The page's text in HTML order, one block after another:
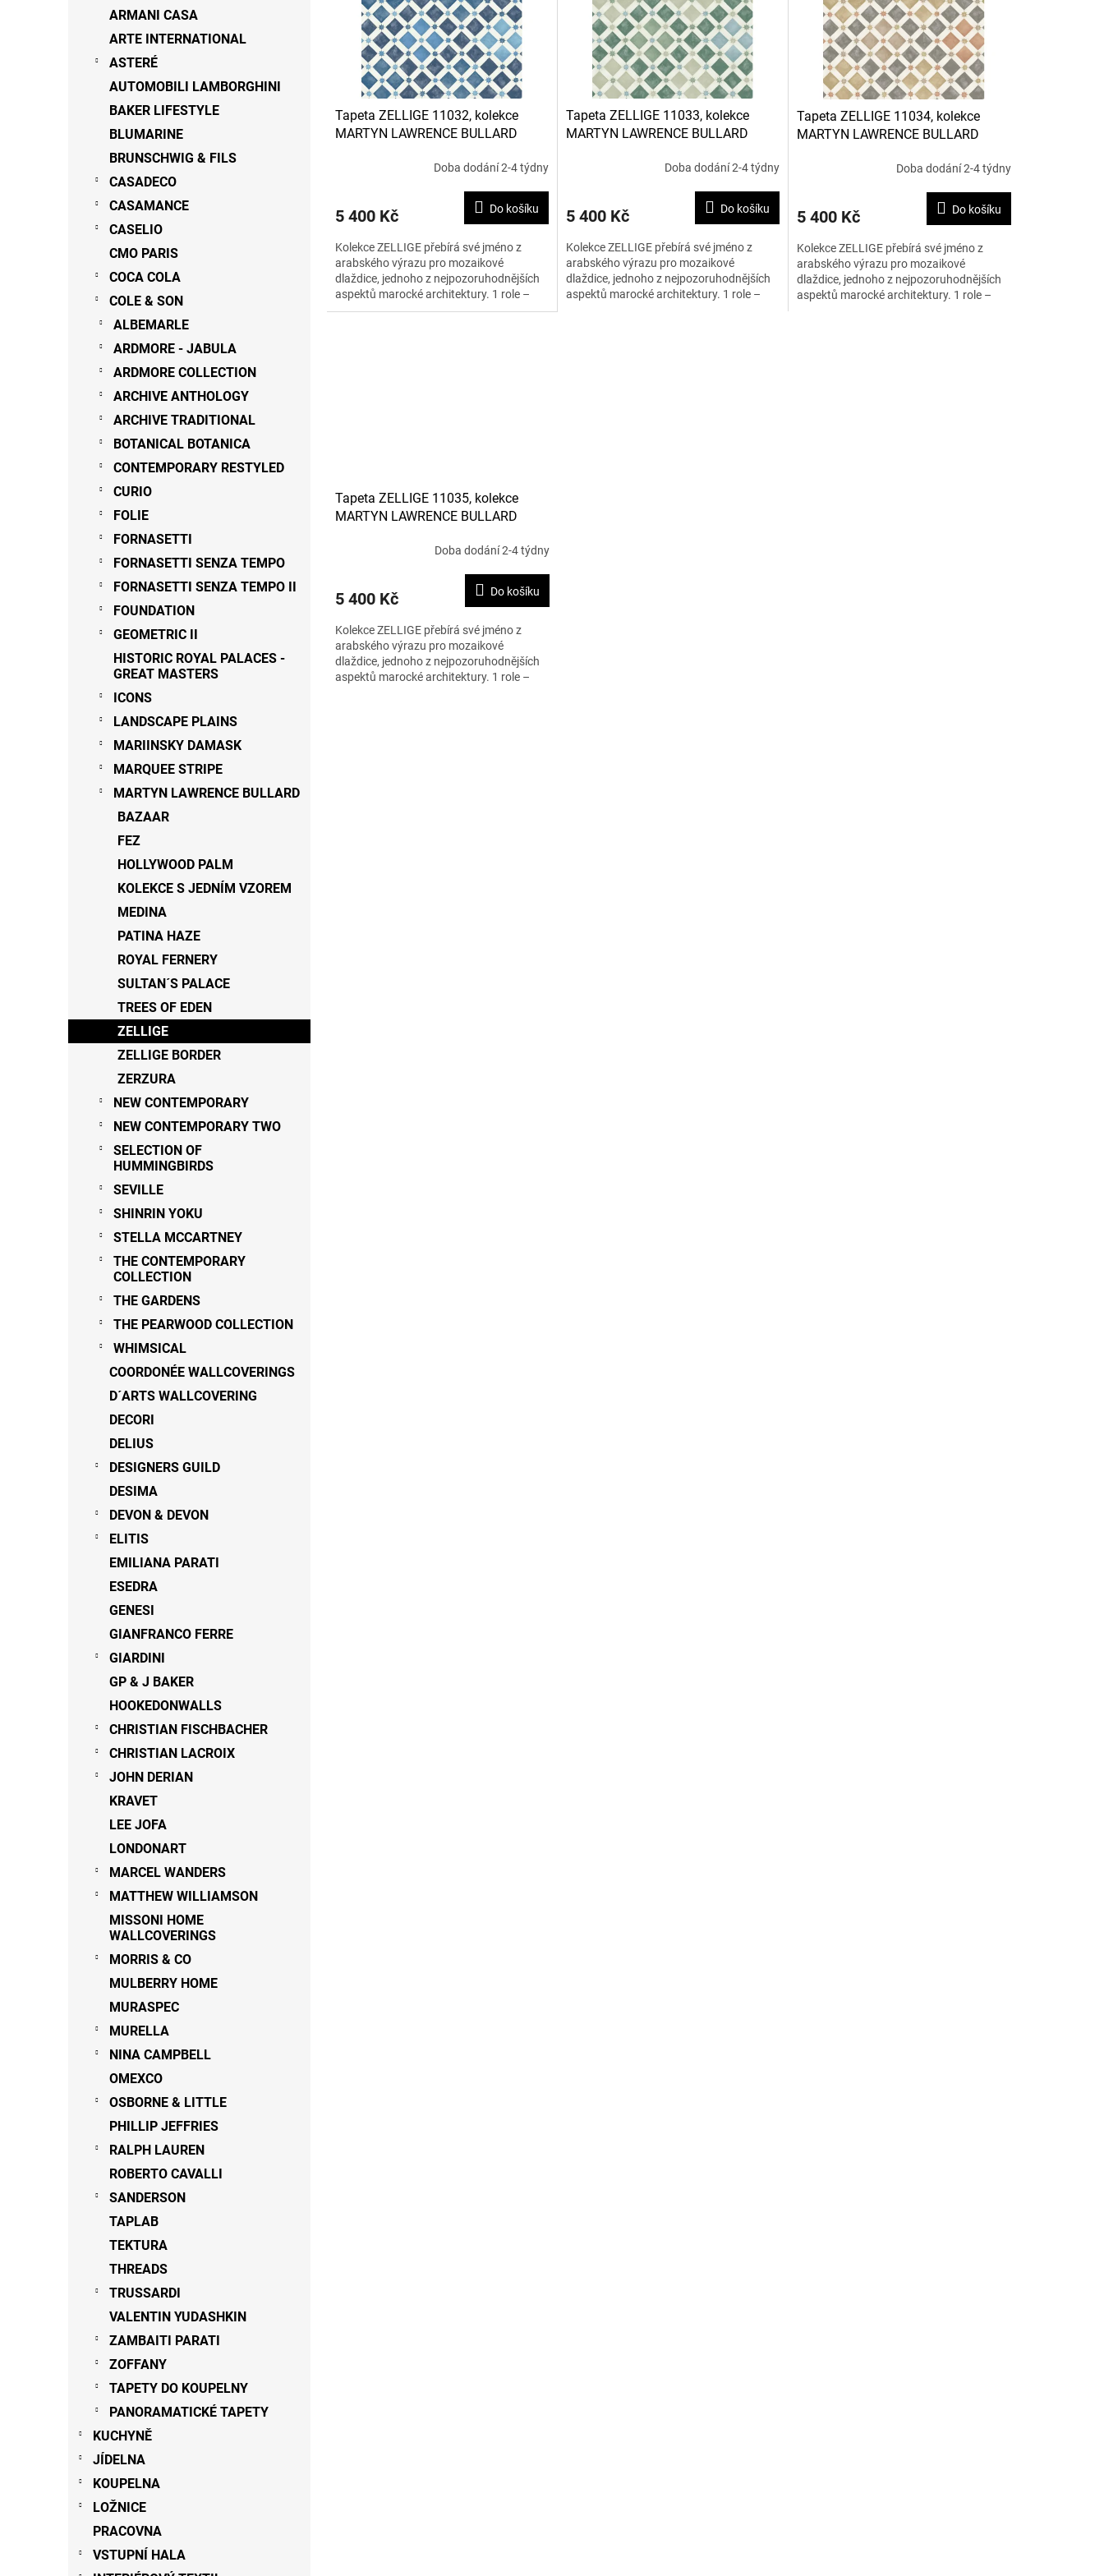
ARMANI CASA
ARTE INTERNATIONAL
ASTERÉ
AUTOMOBILI LAMBORGHINI
BAKER LIFESTYLE
BLUMARINE
BRUNSCHWIG & FILS
CASADECO
CASAMANCE
CASELIO
CMO PARIS
COCA COLA
COLE & SON
ALBEMARLE
ARDMORE - JABULA
ARDMORE COLLECTION
ARCHIVE ANTHOLOGY
ARCHIVE TRADITIONAL
BOTANICAL BOTANICA
CONTEMPORARY RESTYLED
CURIO
FOLIE
FORNASETTI
FORNASETTI SENZA TEMPO
FORNASETTI SENZA TEMPO II
FOUNDATION
GEOMETRIC II
HISTORIC ROYAL PALACES -
GREAT MASTERS
ICONS
LANDSCAPE PLAINS
MARIINSKY DAMASK
MARQUEE STRIPE
MARTYN LAWRENCE BULLARD
BAZAAR
FEZ
HOLLYWOOD PALM
KOLEKCE S JEDNÍM VZOREM
MEDINA
PATINA HAZE
ROYAL FERNERY
SULTAN´S PALACE
TREES OF EDEN
ZELLIGE
ZELLIGE BORDER
ZERZURA
NEW CONTEMPORARY
NEW CONTEMPORARY TWO
SELECTION OF
HUMMINGBIRDS
SEVILLE
SHINRIN YOKU
STELLA MCCARTNEY
THE CONTEMPORARY
COLLECTION
THE GARDENS
THE PEARWOOD COLLECTION
WHIMSICAL
COORDONÉE WALLCOVERINGS
D´ARTS WALLCOVERING
DECORI
DELIUS
DESIGNERS GUILD
DESIMA
DEVON & DEVON
ELITIS
EMILIANA PARATI
ESEDRA
GENESI
GIANFRANCO FERRE
GIARDINI
GP & J BAKER
HOOKEDONWALLS
CHRISTIAN FISCHBACHER
CHRISTIAN LACROIX
JOHN DERIAN
KRAVET
LEE JOFA
LONDONART
MARCEL WANDERS
MATTHEW WILLIAMSON
MISSONI HOME
WALLCOVERINGS
MORRIS & CO
MULBERRY HOME
MURASPEC
MURELLA
NINA CAMPBELL
OMEXCO
OSBORNE & LITTLE
PHILLIP JEFFRIES
RALPH LAUREN
ROBERTO CAVALLI
SANDERSON
TAPLAB
TEKTURA
THREADS
TRUSSARDI
VALENTIN YUDASHKIN
ZAMBAITI PARATI
ZOFFANY
TAPETY DO KOUPELNY
PANORAMATICKÉ TAPETY
KUCHYNĚ
JÍDELNA
KOUPELNA
LOŽNICE
PRACOVNA
VSTUPNÍ HALA
Tapeta ZELLIGE 11032, kolekce
MARTYN LAWRENCE BULLARD
Doba dodání 2-4 týdny
5 400 Kč Do košíku
Kolekce ZELLIGE přebírá své jméno z
arabského výrazu pro mozaikové
dlaždice, jednoho z nejpozoruhodnějších
aspektů marocké architektury. 1 role –
0,52 x 10 m.
Tapeta ZELLIGE 11033, kolekce
MARTYN LAWRENCE BULLARD
Doba dodání 2-4 týdny
5 400 Kč Do košíku
Kolekce ZELLIGE přebírá své jméno z
arabského výrazu pro mozaikové
dlaždice, jednoho z nejpozoruhodnějších
aspektů marocké architektury. 1 role –
Tapeta ZELLIGE 11034, kolekce
MARTYN LAWRENCE BULLARD
Doba dodání 2-4 týdny
5 400 Kč Do košíku
Kolekce ZELLIGE přebírá své jméno z
arabského výrazu pro mozaikové
dlaždice, jednoho z nejpozoruhodnějších
aspektů marocké architektury. 1 role –
Tapeta ZELLIGE 11035, kolekce
MARTYN LAWRENCE BULLARD
Doba dodání 2-4 týdny
5 400 Kč Do košíku
Kolekce ZELLIGE přebírá své jméno z
arabského výrazu pro mozaikové
dlaždice, jednoho z nejpozoruhodnějších
aspektů marocké architektury. 1 role –